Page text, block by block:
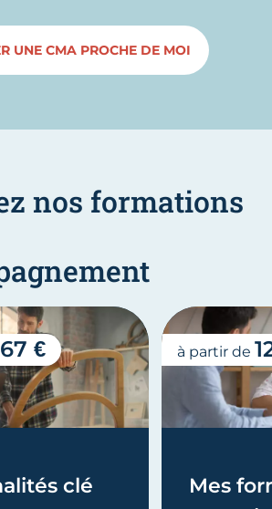
UNE CMA PROCHE DE MOI
nos formations
clé
€
Mes
à partir de